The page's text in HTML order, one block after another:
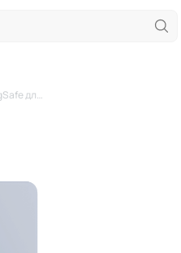
Чехол защитный VLP Aster Case c MagSafe для Samsung Galaxy S24 FE (Серо-голубой)